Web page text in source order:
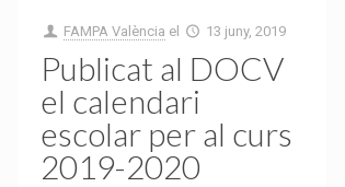
FAMPA València el 13 juny, 2019
Publicat al DOCV
el calendari
escolar per al curs
2019-2020